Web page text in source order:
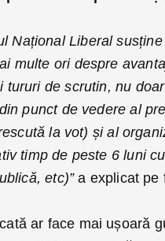
Național Liberal
multe ori despre
de scrutin, nu
punct de vedere al
la vot) și al
timp de peste 6 luni
etc)”a explicat pe
ar face mai ușoară